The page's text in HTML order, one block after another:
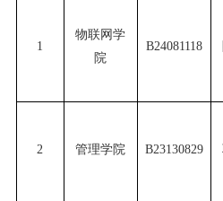
1
物联网学
院
B24081118
2 管理学院 B23130829